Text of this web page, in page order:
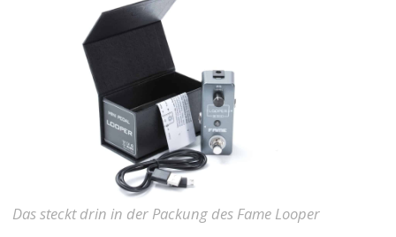
Das steckt drin in der Packung des Fame Looper